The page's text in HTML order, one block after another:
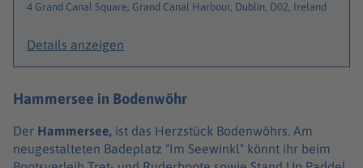
4 Grand Canal Square, Grand Canal Harbour, Dublin, D02, Ireland
Details anzeigen
Hammersee in Bodenwöhr
Der Hammersee, ist das Herzstück Bodenwöhrs. Am
neugestalteten Badeplatz "Im Seewinkl" könnt ihr beim